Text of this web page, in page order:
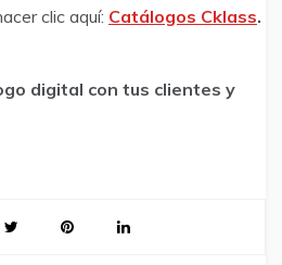
clic aquí: Catálogos Cklass.
digital con tus clientes y